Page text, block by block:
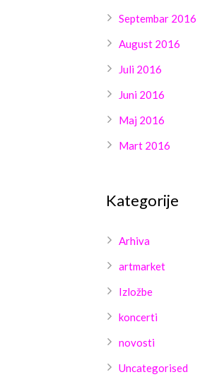
Septembar 2016
August 2016
Juli 2016
Juni 2016
Maj 2016
Mart 2016
Kategorije
Arhiva
artmarket
Izložbe
koncerti
novosti
Uncategorised